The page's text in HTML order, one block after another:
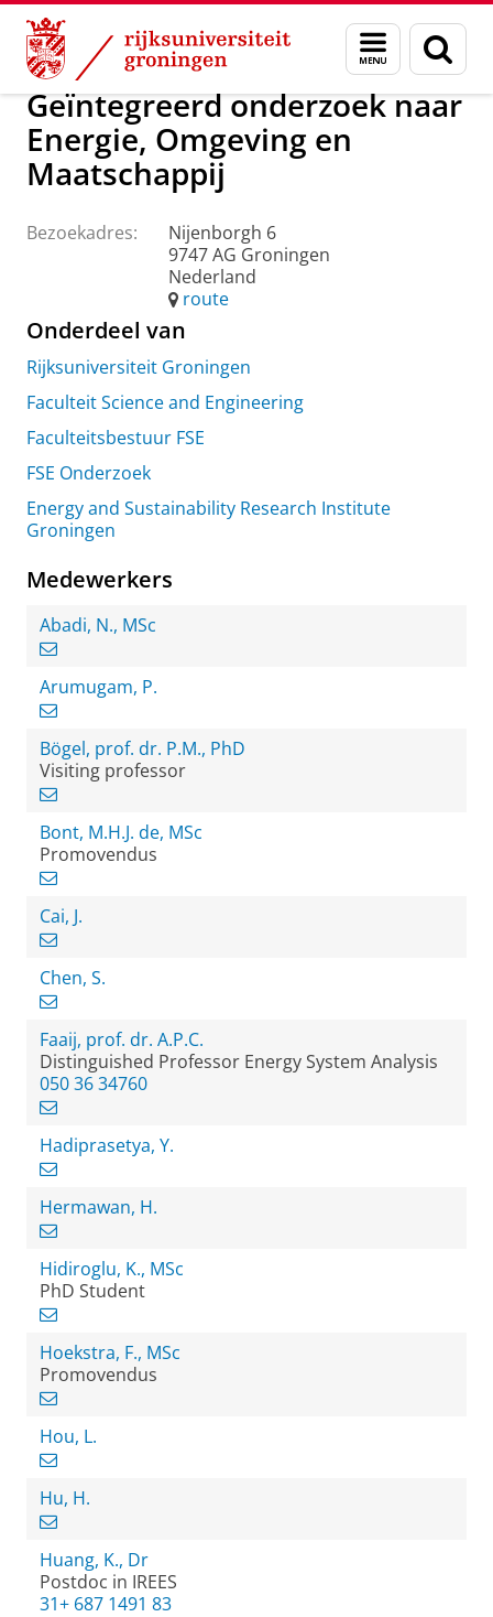
Skip
Content
Skip
Navigation
Menu
en
zoeken
Over ons Praktische zaken Waar vindt u ons
Geïntegreerd onderzoek naar
Energie, Omgeving en
Maatschappij
Bezoekadres:
Nijenborgh 6
9747 AG Groningen
Nederland
route
Onderdeel van
Rijksuniversiteit Groningen
Faculteit Science and Engineering
Faculteitsbestuur FSE
FSE Onderzoek
Energy and Sustainability Research Institute
Groningen
Medewerkers
Abadi, N., MSc
Arumugam, P.
Bögel, prof. dr. P.M., PhD
Visiting professor
Bont, M.H.J. de, MSc
Promovendus
Cai, J.
Chen, S.
Faaij, prof. dr. A.P.C.
Distinguished Professor Energy System Analysis
050 36 34760
Hadiprasetya, Y.
Hermawan, H.
Hidiroglu, K., MSc
PhD Student
Hoekstra, F., MSc
Promovendus
Hou, L.
Hu, H.
Huang, K., Dr
Postdoc in IREES
31+ 687 1491 83